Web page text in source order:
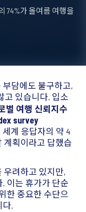
74%가 올여름 여행을
담에도 불구하고,
고 있습니다. 입소
벌 여행 신뢰지수
survey
계 응답자의 약 4
계획이라고 답했습
우려하고 있지만,
이는 휴가가 단순
한 중요한 수단으
다.